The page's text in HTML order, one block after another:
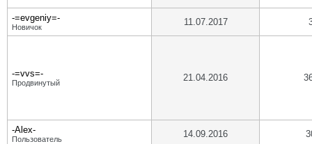
-=evgeniy=-
Новичок 11.07.2017
-=vvs=-
Продвинутый 21.04.2016
-Alex-
Пользователь 14.09.2016